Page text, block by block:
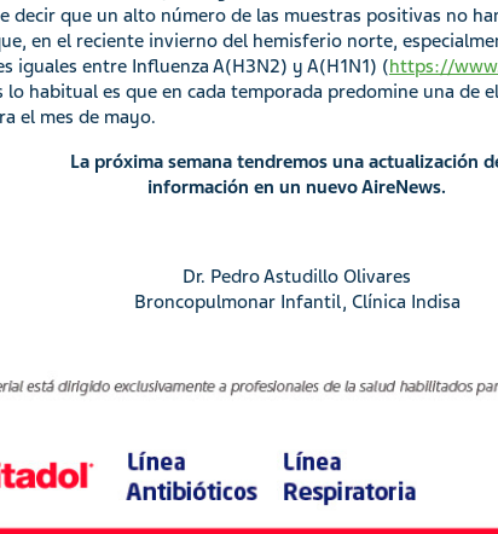
decir que un alto número de las muestras positivas no
en el reciente invierno del hemisferio norte,
iguales entre Influenza A(H3N2) y A(H1N1) (https://
habitual es que en cada temporada predomine una de
el mes de mayo.
La próxima semana tendremos una actualización
información en un nuevo AireNews.
Dr. Pedro Astudillo Olivares
Broncopulmonar Infantil, Clínica Indisa